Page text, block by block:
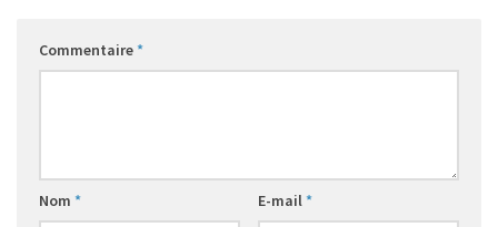
Commentaire*
Nom * E-mail*